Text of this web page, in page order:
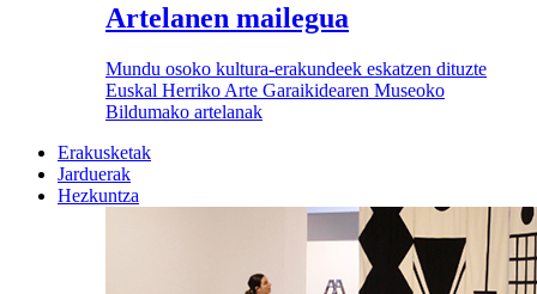
Artelanen mailegua
Mundu osoko kultura-erakundeek eskatzen dituzte
Euskal Herriko Arte Garaikidearen Museoko
Bildumako artelanak
Erakusketak
Jarduerak
Hezkuntza